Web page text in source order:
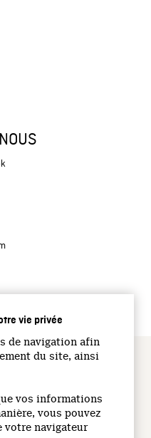
vie privée
de navigation afin
du site, ainsi
vos informations
vous pouvez
votre navigateur